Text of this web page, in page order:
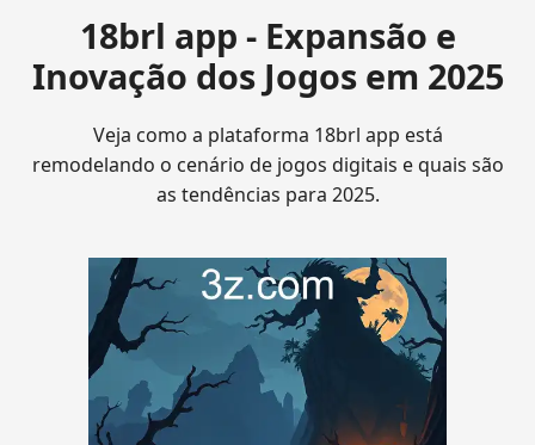
18brl app - Expansão e
Inovação dos Jogos em 2025
Veja como a plataforma 18brl app está
remodelando o cenário de jogos digitais e quais são
as tendências para 2025.